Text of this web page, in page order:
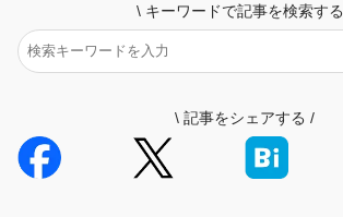
\ キーワードで記事を検索する
\ 記事をシェアする /